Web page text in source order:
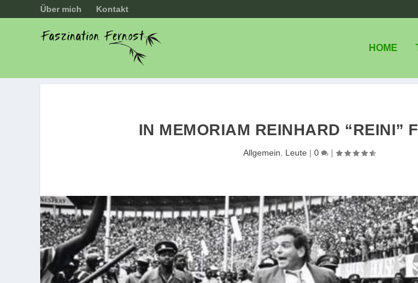
Über mich Kontakt
HOME
IN MEMORIAM REINHARD “REINI”
Allgemein Leute | 0 |